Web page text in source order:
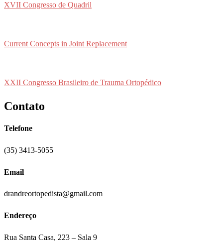
XVII Congresso de Quadril
Current Concepts in Joint Replacement
XXII Congresso Brasileiro de Trauma Ortopédico
Contato
Telefone
(35) 3413-5055
Email
drandreortopedista@gmail.com
Endereço
Rua Santa Casa, 223 – Sala 9